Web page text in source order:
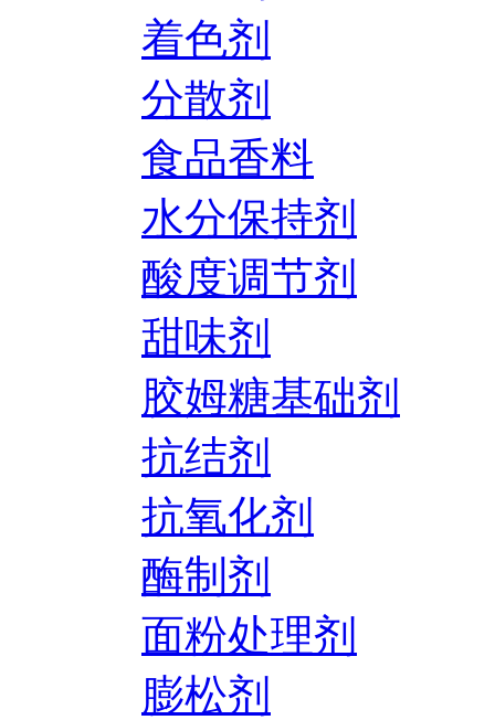
着色剂
分散剂
食品香料
水分保持剂
酸度调节剂
甜味剂
胶姆糖基础剂
抗结剂
抗氧化剂
酶制剂
面粉处理剂
膨松剂